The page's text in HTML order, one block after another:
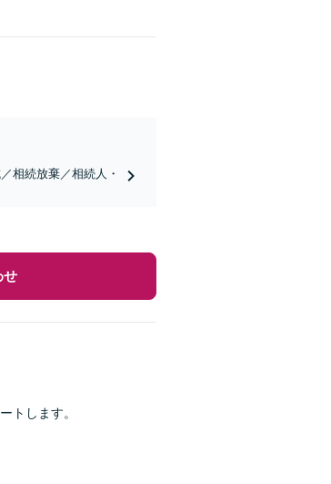
相続放棄／相続人・
せ
トします。